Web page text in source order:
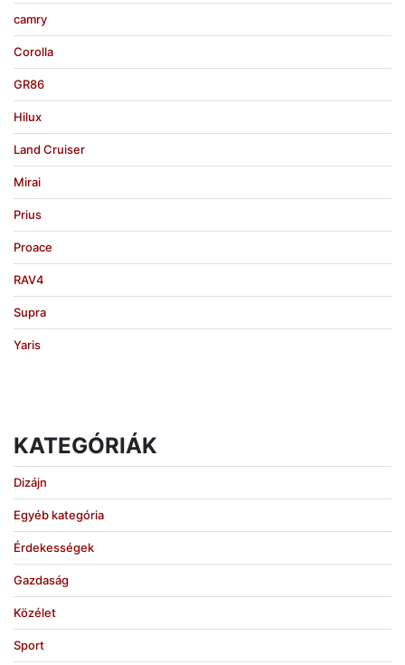
camry
Corolla
GR86
Hilux
Land Cruiser
Mirai
Prius
Proace
RAV4
Supra
Yaris
KATEGÓRIÁK
Dizájn
Egyéb kategória
Érdekességek
Gazdaság
Közélet
Sport